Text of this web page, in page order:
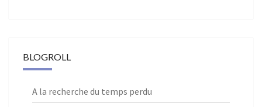
BLOGROLL
A la recherche du temps perdu